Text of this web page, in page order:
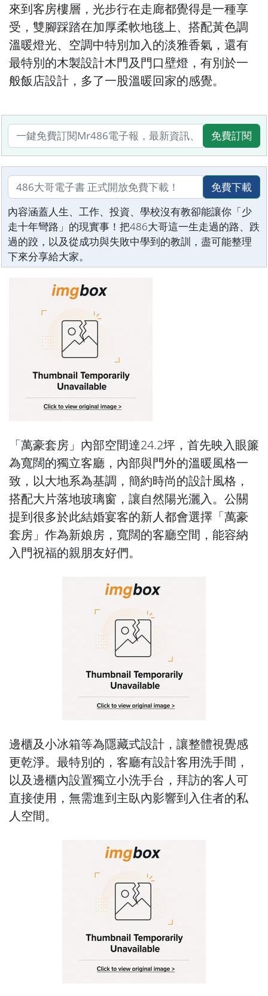
來到客房樓層，光步行在走廊都覺得是一種享
受，雙腳踩踏在加厚柔軟地毯上、搭配黃色調
溫暖燈光、空調中特別加入的淡雅香氣，還有
最特別的木製設計木門及門口壁燈，有別於一
般飯店設計，多了一股溫暖回家的感覺。
免費訂閱
免費下載
內容涵蓋人生、工作、投資、學校沒有教卻能讓你「少
走十年彎路」的現實事！把486大哥這一生走過的路、跌
過的跤，以及從成功與失敗中學到的教訓，盡可能整理
下來分享給大家。
「萬豪套房」內部空間達24.2坪，首先映入眼簾
為寬闊的獨立客廳，內部與門外的溫暖風格一
致，以大地系為基調，簡約時尚的設計風格，
搭配大片落地玻璃窗，讓自然陽光灑入。公關
提到很多於此結婚宴客的新人都會選擇「萬豪
套房」作為新娘房，寬闊的客廳空間，能容納
入門祝福的親朋友好們。
邊櫃及小冰箱等為隱藏式設計，讓整體視覺感
更乾淨。最特別的，客廳有設計客用洗手間，
以及邊櫃內設置獨立小洗手台，拜訪的客人可
直接使用，無需進到主臥內影響到入住者的私
人空間。